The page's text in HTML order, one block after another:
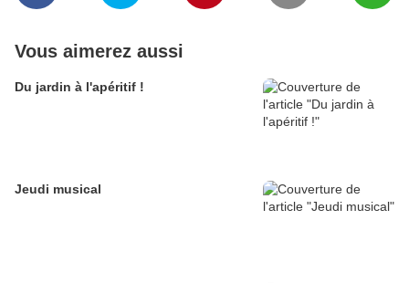
Vous aimerez aussi
Du jardin à l'apéritif !
Jeudi musical